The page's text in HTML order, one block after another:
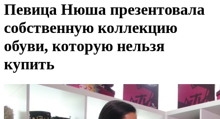
Певица Нюша презентовала
собственную коллекцию
обуви, которую нельзя
купить